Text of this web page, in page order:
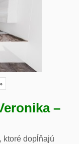
–
ktoré dopĺňajú